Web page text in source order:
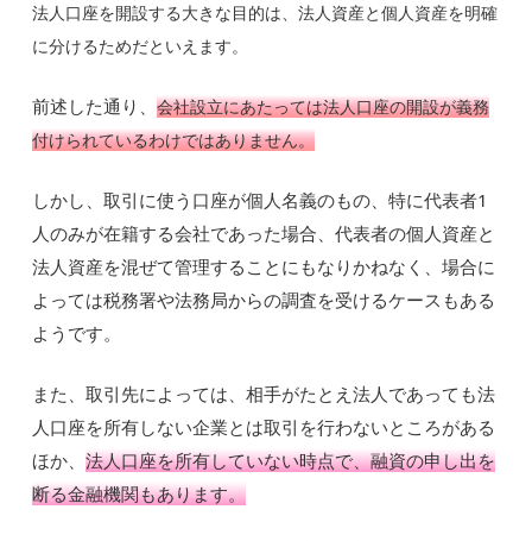
法人口座を開設する大きな目的は、法人資産と個人資産を明確
に分けるためだといえます。
前述した通り、会社設立にあたっては法人口座の開設が義務
付けられているわけではありません。
しかし、取引に使う口座が個人名義のもの、特に代表者1
人のみが在籍する会社であった場合、代表者の個人資産と
法人資産を混ぜて管理することにもなりかねなく、場合に
よっては税務署や法務局からの調査を受けるケースもある
ようです。
また、取引先によっては、相手がたとえ法人であっても法
人口座を所有しない企業とは取引を行わないところがある
ほか、法人口座を所有していない時点で、融資の申し出を
断る金融機関もあります。